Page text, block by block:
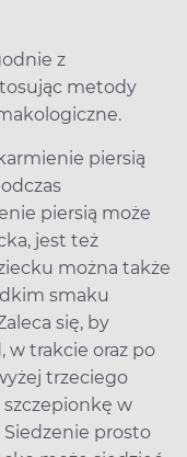
z
metody
piersią
piersią może
jest też
można także
smaku
się, by
w trakcie oraz po
trzeciego
w
prosto